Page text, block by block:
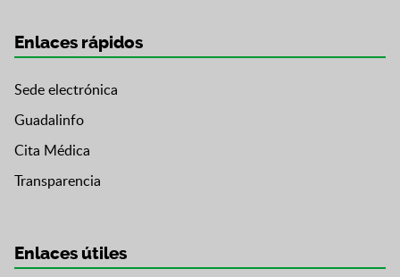
Enlaces rápidos
Sede electrónica
Guadalinfo
Cita Médica
Transparencia
Enlaces útiles